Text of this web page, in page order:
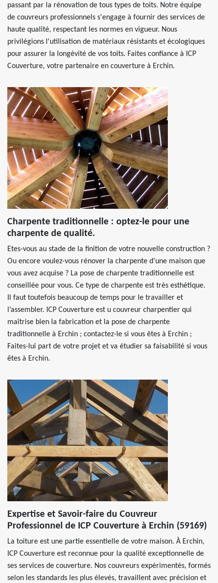
passant par la rénovation de tous types de toits. Notre équipe
de couvreurs professionnels s'engage à fournir des services de
haute qualité, respectant les normes en vigueur. Nous
privilégions l'utilisation de matériaux résistants et écologiques
pour assurer la longévité de vos toits. Faites confiance à ICP
Couverture, votre partenaire en couverture à Erchin.
Charpente traditionnelle : optez-le pour une
charpente de qualité.
Etes-vous au stade de la finition de votre nouvelle construction ?
Ou encore voulez-vous rénover la charpente d’une maison que
vous avez acquise ? La pose de charpente traditionnelle est
conseillée pour vous. Ce type de charpente est très esthétique.
Il faut toutefois beaucoup de temps pour le travailler et
l’assembler. ICP Couverture est u couvreur charpentier qui
maîtrise bien la fabrication et la pose de charpente
traditionnelle à Erchin ; contactez-le si vous êtes à Erchin ;
Faites-lui part de votre projet et va étudier sa faisabilité si vous
êtes à Erchin.
Expertise et Savoir-faire du Couvreur
Professionnel de ICP Couverture à Erchin (59169)
La toiture est une partie essentielle de votre maison. À Erchin,
ICP Couverture est reconnue pour la qualité exceptionnelle de
ses services de couverture. Nos couvreurs expérimentés, formés
selon les standards les plus élevés, travaillent avec précision et